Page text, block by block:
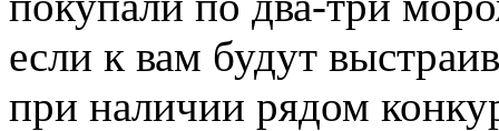
если к вам будут
при наличии рядом